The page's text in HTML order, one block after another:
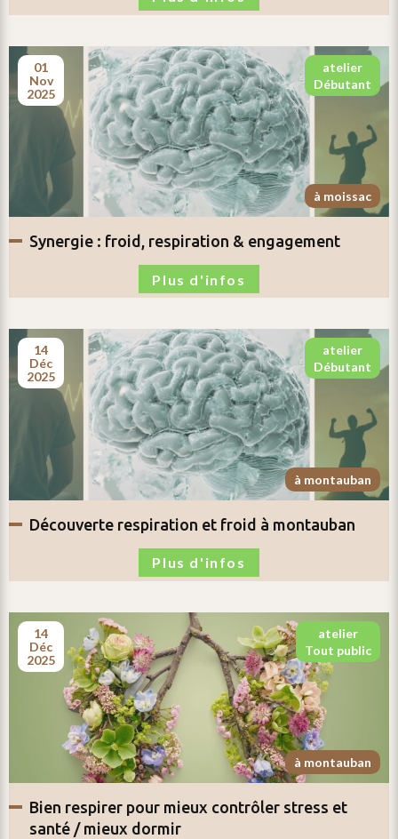
01
nov
2025
atelier
débutant
à moissac
synergie : froid, respiration & engagement
Plus d'infos
14
déc
2025
atelier
débutant
à montauban
découverte respiration et froid à montauban
Plus d'infos
14
déc
2025
atelier
tout public
à montauban
bien respirer pour mieux contrôler stress et
santé / mieux dormir